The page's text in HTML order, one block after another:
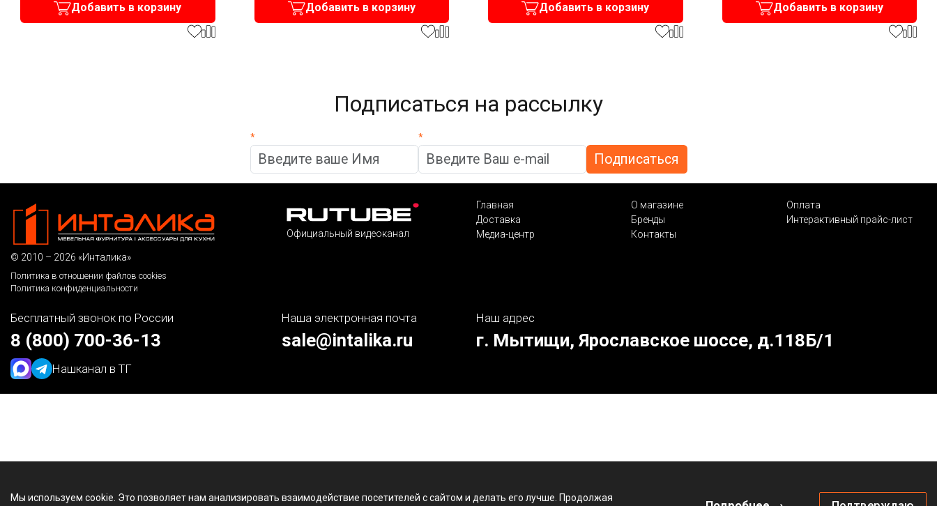
Добавить в корзину Добавить в корзину Добавить в корзину Добавить в корзину
Подписаться на рассылку
* *
Мы используем cookie. Это позволяет нам анализировать взаимодействие посетителей с сайтом и делать его лучше. Продолжая
© 2010 – 2026 «Инталика»
Политика в отношении файлов cookies
Политика конфиденциальности
Официальный видеоканал
Главная О магазине
Оплата
Доставка
Бренды
Интерактивный прайс-лист
Медиа-центр
Контакты
Бесплатный звонок по России
8 (800) 700-36-13
Нашканал в ТГ
Наша электронная почта
sale@intalika.ru
Наш адрес
г. Мытищи, Ярославское шоссе, д.118Б/1